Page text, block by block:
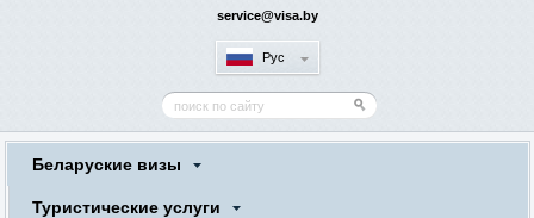
service@visa.by
Рус
Беларуские визы
Туристические услуги